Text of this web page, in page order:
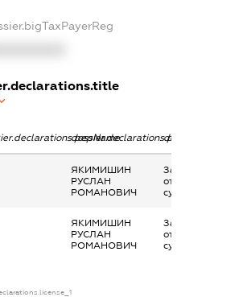
dossier.declarations.personName
ЯКИМИШИН
РУСЛАН
РОМАНОВИЧ
Заробітна плата
отримана за
сумісництвом
ЯКИМИШИН
РУСЛАН
РОМАНОВИЧ
Заробітна плата
отримана за
сумісництвом